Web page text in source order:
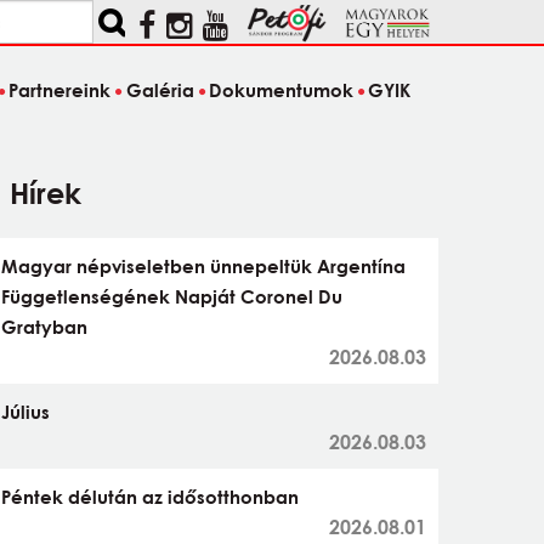
Partnereink Galéria Dokumentumok GYIK
Hírek
Magyar népviseletben ünnepeltük Argentína
Függetlenségének Napját Coronel Du
Gratyban
2026.08.03
Július
2026.08.03
Péntek délután az idősotthonban
2026.08.01